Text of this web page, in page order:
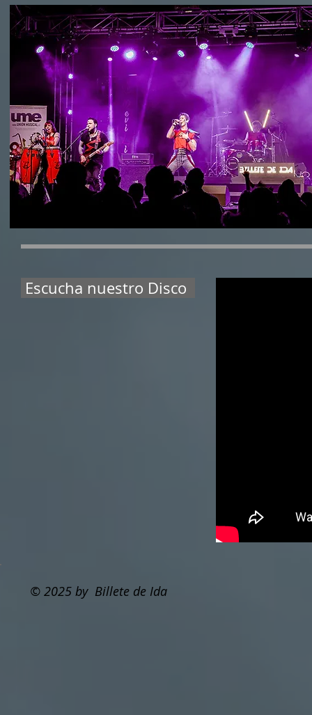
Escucha nuestro Disco
© 2025 by Billete de Ida